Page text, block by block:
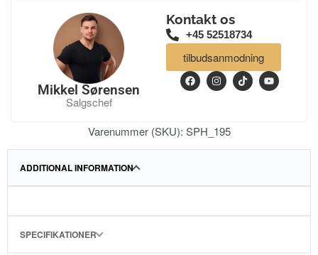
Kontakt os
+45 52518734
tilbudsanmodning
Mikkel Sørensen
Salgschef
Varenummer (SKU): SPH_195
ADDITIONAL INFORMATION
SPECIFIKATIONER